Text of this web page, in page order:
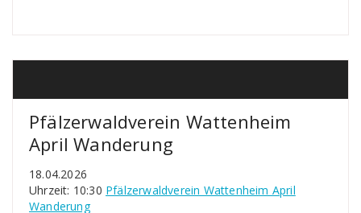
Pfälzerwaldverein Wattenheim
April Wanderung
18.04.2026
Uhrzeit: 10:30 Pfälzerwaldverein Wattenheim April
Wanderung